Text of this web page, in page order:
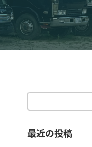
最近の投稿